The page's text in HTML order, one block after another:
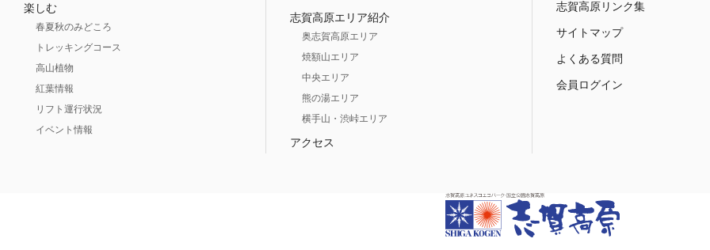
楽しむ
春夏秋のみどころ
トレッキングコース
高山植物
紅葉情報
リフト運行状況
イベント情報
志賀高原エリア紹介
奥志賀高原エリア
焼額山エリア
中央エリア
熊の湯エリア
横手山・渋峠エリア
アクセス
志賀高原リンク集
サイトマップ
よくある質問
会員ログイン